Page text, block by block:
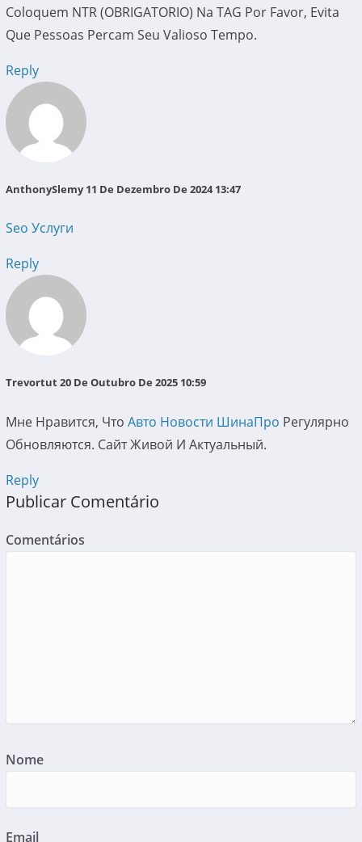
Coloquem NTR (OBRIGATORIO) Na TAG Por Favor, Evita
Que Pessoas Percam Seu Valioso Tempo.
Reply
AnthonySlemy11 De Dezembro De 2024 13:47
Seo Услуги
Reply
Trevortut20 De Outubro De 2025 10:59
Мне Нравится, Что Авто Новости ШинаПро Регулярно
Обновляются. Сайт Живой И Актуальный.
Reply
Publicar Comentário
Comentários
Nome
Email